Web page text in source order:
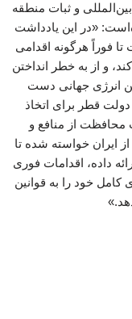
و ثبات منطقه
«در این یادداشت
فوراً هرگونه اقدامی
و از به خطر انداختن
انرژی جهانی دست
قطر برای اتخاذ
محافظت از منافع و
ایران خواسته شده تا
داده، اقدامات فوری
کامل خود را به قوانین